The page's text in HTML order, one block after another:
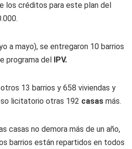
los créditos para este plan del
a mayo), se entregaron 10 barrios
programa del IPV.
13 barrios y 658 viviendas y
licitatorio otras 192 casas más.
casas no demora más de un año,
barrios están repartidos en todos